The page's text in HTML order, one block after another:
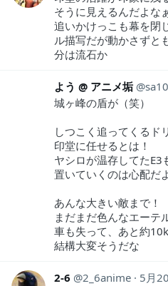
そうに見えるんだよな
追いかけっこも幕を閉
ル描写だが動かさずと
分は流石か
よう @ アニメ垢
城ヶ峰の盾が（笑）
しつこく追ってくるド
印堂に任せるとは！
ヤシロが温存してたE3
置いていくのは心配だ
あんな大きい敵まで！
まだまだ色んなエーテ
車も失って、あと約
結構大変そうだな
2-6 2_6anime
5月